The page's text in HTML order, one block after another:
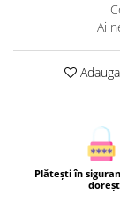
Ai
Plătești în